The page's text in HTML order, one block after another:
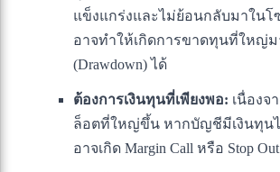
แข็งแกร่งและไม่ย้อนกลับมาใน
อาจทำให้เกิดการขาดทุนที่ใหญ่ม
(Drawdown) ได้
ต้องการเงินทุนที่เพียงพอ: เนื่องจ
ล็อตที่ใหญ่ขึ้น หากบัญชีมีเงินทุนไ
อาจเกิด Margin Call หรือ Stop